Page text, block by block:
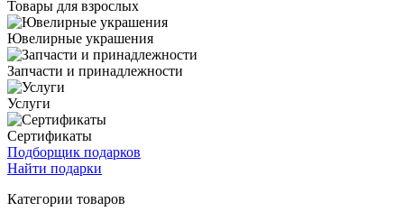
Товары для взрослых
Ювелирные украшения
Запчасти и принадлежности
Услуги
Сертификаты
Подборщик подарков
Найти подарки
Категории товаров